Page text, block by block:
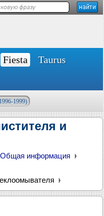
Fiesta
Taurus
1999)
и
Общая информация